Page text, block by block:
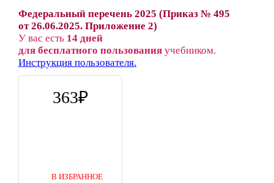
Федеральный перечень 2025 (Приказ № 495
от 26.06.2025. Приложение 2)
У вас есть 14 дней
для бесплатного пользования учебником.
Инструкция пользователя.
363
В ИЗБРАННОЕ